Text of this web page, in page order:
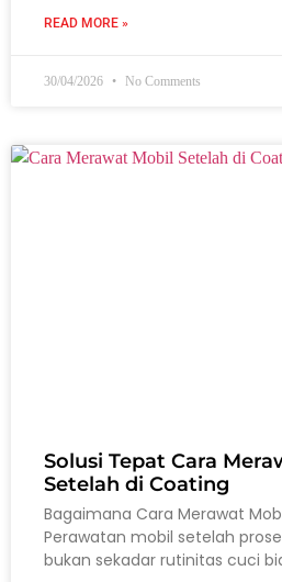
READ MORE »
30/04/2026 No Comments
Solusi Tepat Cara
Setelah di Coating
Bagaimana Cara Merawat
Perawatan mobil setelah
bukan sekadar rutinitas cuci